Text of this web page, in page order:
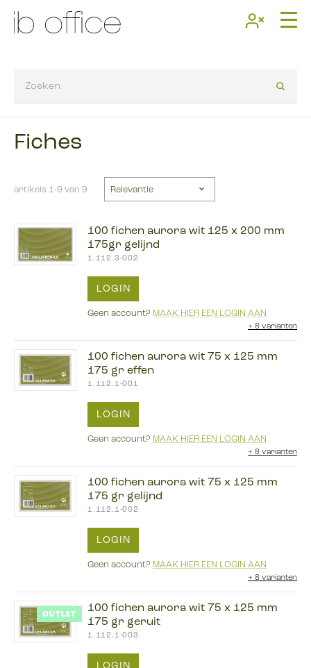
Fiches
artikels 1-9 van 9
100 fichen aurora wit 125 x 200 mm
175gr gelijnd
1.112.3-002
LOGIN
Geen account? MAAK HIER EEN LOGIN AAN
+ 8 varianten
100 fichen aurora wit 75 x 125 mm
175 gr effen
1.112.1-001
LOGIN
Geen account? MAAK HIER EEN LOGIN AAN
+ 8 varianten
100 fichen aurora wit 75 x 125 mm
175 gr gelijnd
1.112.1-002
LOGIN
Geen account? MAAK HIER EEN LOGIN AAN
+ 8 varianten
OUTLET
100 fichen aurora wit 75 x 125 mm
175 gr geruit
1.112.1-003
LOGIN